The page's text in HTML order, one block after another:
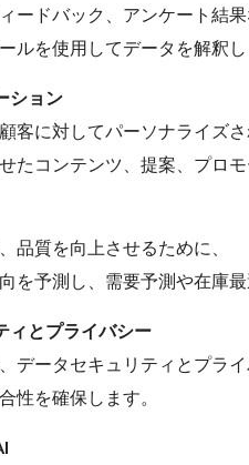
ードバック、アンケート結果
ルを使用してデータを解釈し
ション
客に対してパーソナライズ
たコンテンツ、提案、プロ
品質を向上させるために、
を予測し、需要予測や在庫
ィとプライバシー
データセキュリティとプラ
性を確保します。